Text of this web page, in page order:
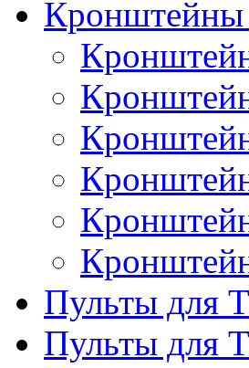
Кронштейны
Пульты для
Пульты для